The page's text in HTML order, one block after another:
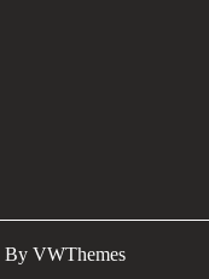
By VWThemes